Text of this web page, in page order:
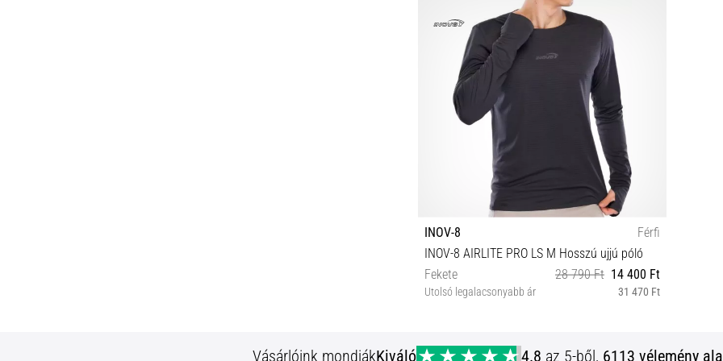
INOV-8
Férfi
INOV-8 AIRLITE PRO LS M Hosszú ujjú póló
Fekete
28 790 Ft 14 400 Ft
Utolsó legalacsonyabb ár 31 470 Ft
Vásárlóink mondjákKiváló 4.8 az 5-ből, 6113 vélemény